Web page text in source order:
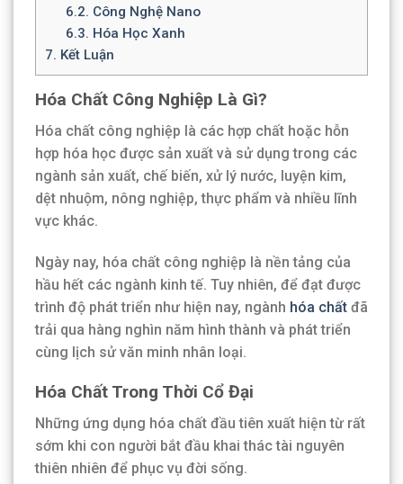
6.2. Công Nghệ Nano
6.3. Hóa Học Xanh
7. Kết Luận
Hóa Chất Công Nghiệp Là Gì?
Hóa chất công nghiệp là các hợp chất hoặc hỗn
hợp hóa học được sản xuất và sử dụng trong các
ngành sản xuất, chế biến, xử lý nước, luyện kim,
dệt nhuộm, nông nghiệp, thực phẩm và nhiều lĩnh
vực khác.
Ngày nay, hóa chất công nghiệp là nền tảng của
hầu hết các ngành kinh tế. Tuy nhiên, để đạt được
trình độ phát triển như hiện nay, ngành hóa chất đã
trải qua hàng nghìn năm hình thành và phát triển
cùng lịch sử văn minh nhân loại.
Hóa Chất Trong Thời Cổ Đại
Những ứng dụng hóa chất đầu tiên xuất hiện từ rất
sớm khi con người bắt đầu khai thác tài nguyên
thiên nhiên để phục vụ đời sống.